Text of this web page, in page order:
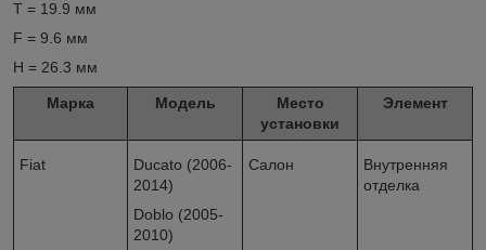
T = 19.9 мм
F = 9.6 мм
H = 26.3 мм
Марка Модель
Место
установки
Элемент
Fiat
Ducato (2006-
2014)
Doblo (2005-
2010)
Салон
Внутренняя
отделка